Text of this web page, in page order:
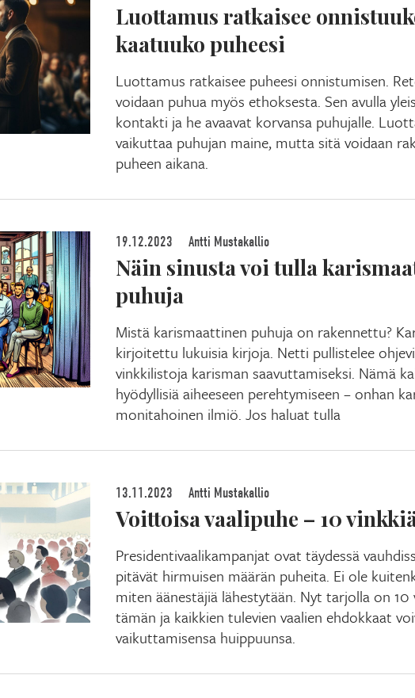
Luottamus ratkaisee
kaatuuko puheesi
Luottamus ratkaisee puheesi onnistumisen.
voidaan puhua myös ethoksesta. Sen avulla
kontakti ja he avaavat korvansa puhujalle.
vaikuttaa puhujan maine, mutta sitä voidaan
puheen aikana.
19.12.2023 Antti Mustakallio
Näin sinusta voi tulla
puhuja
Mistä karismaattinen puhuja on rakennettu?
kirjoitettu lukuisia kirjoja. Netti pullistelee
vinkkilistoja karisman saavuttamiseksi. Nämä
hyödyllisiä aiheeseen perehtymiseen – onhan
monitahoinen ilmiö. Jos haluat tulla
13.11.2023 Antti Mustakallio
Voittoisa vaalipuhe – 10
Presidentivaalikampanjat ovat täydessä
pitävät hirmuisen määrän puheita. Ei ole
miten äänestäjiä lähestytään. Nyt tarjolla on 10
tämän ja kaikkien tulevien vaalien ehdokkaat
vaikuttamisensa huippuunsa.